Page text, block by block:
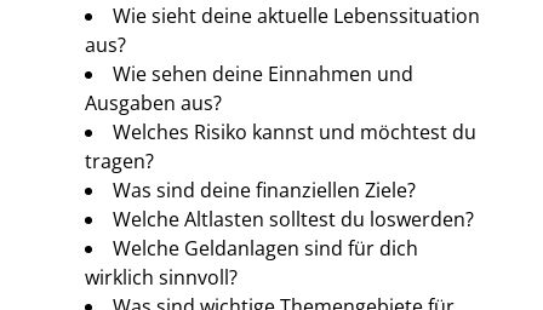
Wie sieht deine aktuelle Lebenssituation
aus?
Wie sehen deine Einnahmen und
Ausgaben aus?
Welches Risiko kannst und möchtest du
tragen?
Was sind deine finanziellen Ziele?
Welche Altlasten solltest du loswerden?
Welche Geldanlagen sind für dich
wirklich sinnvoll?